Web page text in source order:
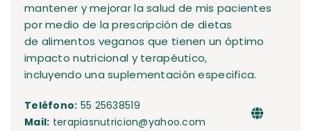
mantener y mejorar la salud de mis pacientes
por medio de la prescripción de dietas
de alimentos veganos que tienen un óptimo
impacto nutricional y terapéutico,
incluyendo una suplementación especifica.
Teléfono: 55 25638519
Mail: terapiasnutricion@yahoo.com